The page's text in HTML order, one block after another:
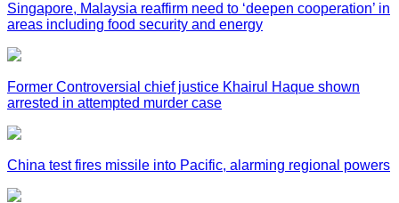
Singapore, Malaysia reaffirm need to ‘deepen cooperation’ in
areas including food security and energy
Former Controversial chief justice Khairul Haque shown
arrested in attempted murder case
China test fires missile into Pacific, alarming regional powers